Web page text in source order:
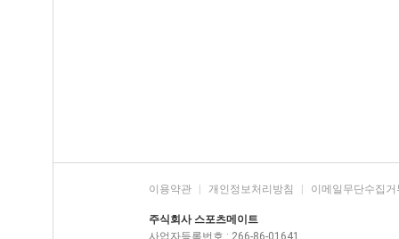
이용약관 개인정보처리방침 이메일무단수집거
주식회사 스포츠메이트
사업자등록번호 : 266-86-01641